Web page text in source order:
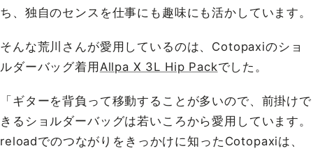
ち、独自のセンスを仕事にも趣味にも活かしています。
そんな荒川さんが愛用しているのは、Cotopaxiのショ
ルダーバッグ着用 Allpa X 3L Hip Packでした。
「ギターを背負って移動することが多いので、前掛けで
きるショルダーバッグは若いころから愛用しています。
reloadでのつながりをきっかけに知ったCotopaxiは、